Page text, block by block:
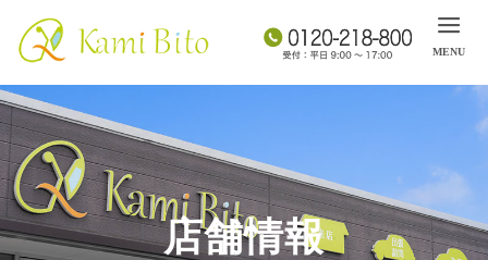
店舗情報